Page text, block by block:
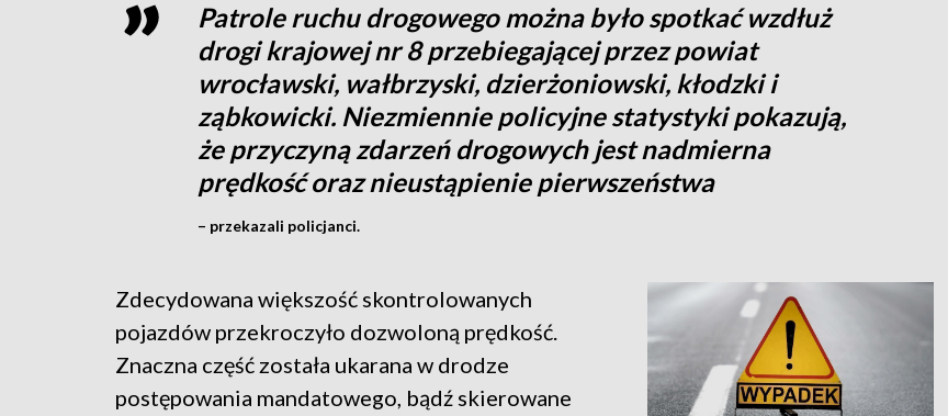
Patrole ruchu drogowego można było spotkać wzdłuż
drogi krajowej nr 8 przebiegającej przez powiat
wrocławski, wałbrzyski, dzierżoniowski, kłodzki i
ząbkowicki. Niezmiennie policyjne statystyki pokazują,
że przyczyną zdarzeń drogowych jest nadmierna
prędkość oraz nieustąpienie pierwszeństwa
– przekazali policjanci.
Zdecydowana większość skontrolowanych
pojazdów przekroczyło dozwoloną prędkość.
Znaczna część została ukarana w drodze
postępowania mandatowego, bądź skierowane